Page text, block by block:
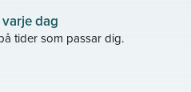
dag
tider som passar dig.